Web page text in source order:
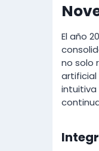
El año
no solo
artificial
intuitiva